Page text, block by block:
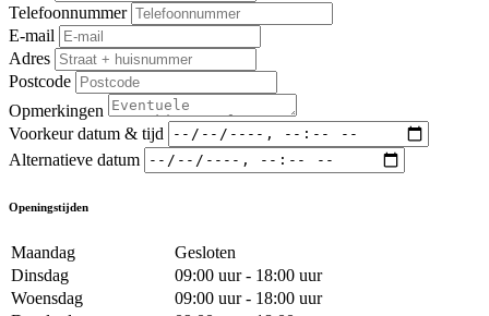
Telefoonnummer
E-mail
Adres
Postcode
Opmerkingen
Voorkeur datum & tijd
Alternatieve datum
Openingstijden
Maandag
Gesloten
Dinsdag
09:00 uur - 18:00 uur
Woensdag
09:00 uur - 18:00 uur